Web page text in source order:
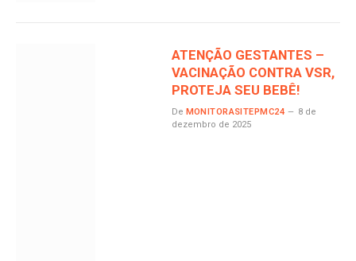
ATENÇÃO GESTANTES –
VACINAÇÃO CONTRA VSR,
PROTEJA SEU BEBÊ!
De MONITORASITEPMC24
8 de
dezembro de 2025